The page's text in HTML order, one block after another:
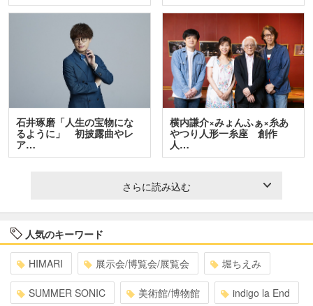
石井琢磨「人生の宝物にな
るように」 初披露曲やレ
ア…
横内謙介×みょんふぁ×糸あ
やつり人形一糸座 創作
人…
さらに読み込む
人気のキーワード
HIMARI 展示会/博覧会/展覧会 堀ちえみ
SUMMER SONIC 美術館/博物館 indigo la End